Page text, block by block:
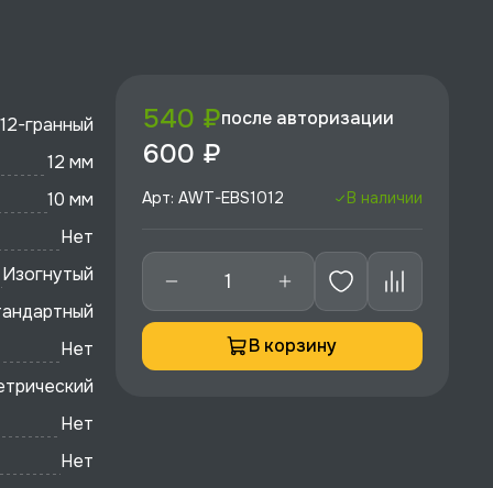
12-гранный
12 мм
10 мм
Нет
Изогнутый
Нет
Нет
Нет
540 ₽после авторизации
600 ₽
Арт: AWT-EBS1012 В наличии
В корзину